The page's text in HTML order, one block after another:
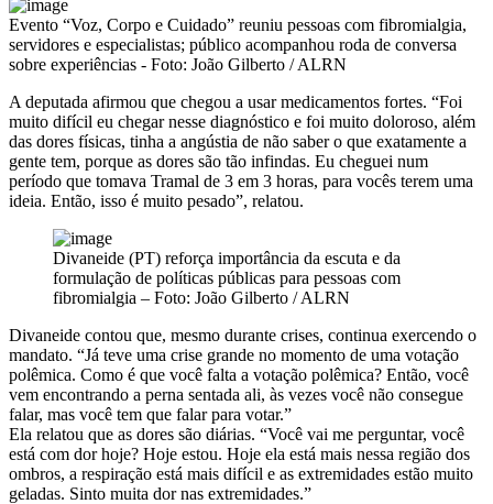
Evento “Voz, Corpo e Cuidado” reuniu pessoas com fibromialgia,
servidores e especialistas; público acompanhou roda de conversa
sobre experiências - Foto: João Gilberto / ALRN
A deputada afirmou que chegou a usar medicamentos fortes. “Foi
muito difícil eu chegar nesse diagnóstico e foi muito doloroso, além
das dores físicas, tinha a angústia de não saber o que exatamente a
gente tem, porque as dores são tão infindas. Eu cheguei num
período que tomava Tramal de 3 em 3 horas, para vocês terem uma
ideia. Então, isso é muito pesado”, relatou.
Divaneide (PT) reforça importância da escuta e da
formulação de políticas públicas para pessoas com
fibromialgia – Foto: João Gilberto / ALRN
Divaneide contou que, mesmo durante crises, continua exercendo o
mandato. “Já teve uma crise grande no momento de uma votação
polêmica. Como é que você falta a votação polêmica? Então, você
vem encontrando a perna sentada ali, às vezes você não consegue
falar, mas você tem que falar para votar.”
Ela relatou que as dores são diárias. “Você vai me perguntar, você
está com dor hoje? Hoje estou. Hoje ela está mais nessa região dos
ombros, a respiração está mais difícil e as extremidades estão muito
geladas. Sinto muita dor nas extremidades.”